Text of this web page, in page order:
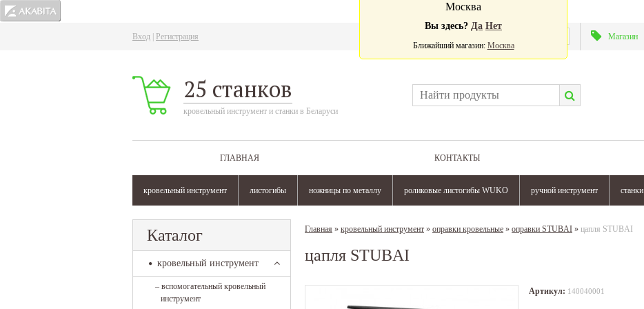
Вход Регистрация Магазин
25 станков
кровельный инструмент и станки в Беларуси
ГЛАВНАЯ КОНТАКТЫ
кровельный инструмент листогибы ножницы по металлу роликовые листогибы WUKO ручной инструмент станки
Москва
Вы здесь? Да Нет
Ближайший магазин: Москва
Каталог
кровельный инструмент
– вспомогательный кровельный
инструмент
Главная » кровельный инструмент » оправки кровельные » оправки STUBAI » цапля STUBAI
цапля STUBAI
Артикул: 140040001